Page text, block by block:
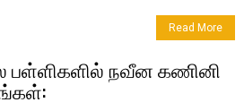
Read More
பள்ளிகளில் நவீன கணினி